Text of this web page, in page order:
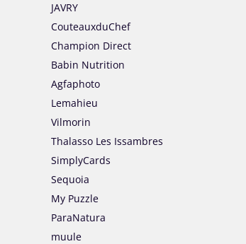
JAVRY
CouteauxduChef
Champion Direct
Babin Nutrition
Agfaphoto
Lemahieu
Vilmorin
Thalasso Les Issambres
SimplyCards
Sequoia
My Puzzle
ParaNatura
muule